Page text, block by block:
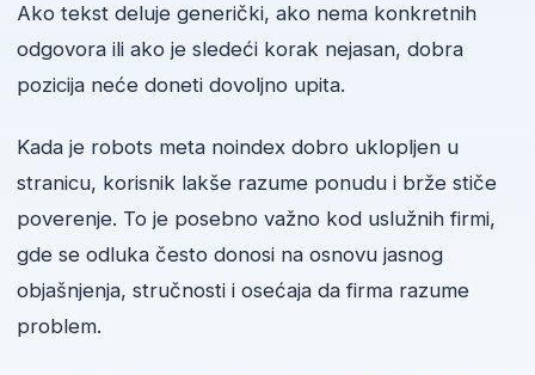
Ako tekst deluje generički, ako nema konkretnih
odgovora ili ako je sledeći korak nejasan, dobra
pozicija neće doneti dovoljno upita.
Kada je robots meta noindex dobro uklopljen u
stranicu, korisnik lakše razume ponudu i brže stiče
poverenje. To je posebno važno kod uslužnih firmi,
gde se odluka često donosi na osnovu jasnog
objašnjenja, stručnosti i osećaja da firma razume
problem.